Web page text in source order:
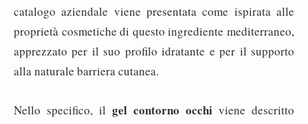
catalogo aziendale viene presentata come ispirata alle
proprietà cosmetiche di questo ingrediente mediterraneo,
apprezzato per il suo profilo idratante e per il supporto
alla naturale barriera cutanea.
Nello specifico, il gel contorno occhi viene descritto